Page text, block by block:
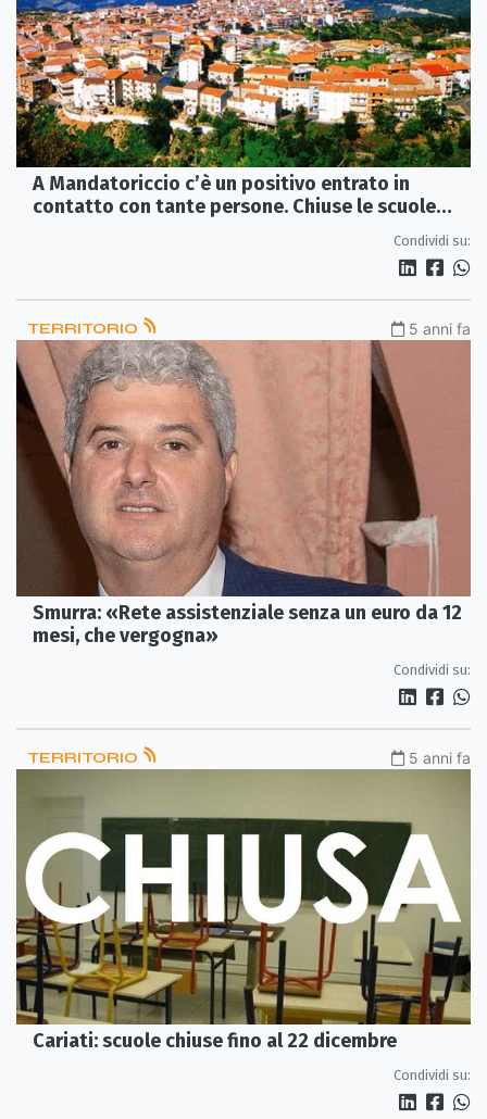
A Mandatoriccio c’è un positivo entrato in
contatto con tante persone. Chiuse le scuole
Condividi su:
TERRITORIO 5 anni fa
Smurra: «Rete assistenziale senza un euro da 12
mesi, che vergogna»
Condividi su:
TERRITORIO 5 anni fa
Cariati: scuole chiuse fino al 22 dicembre
Condividi su: